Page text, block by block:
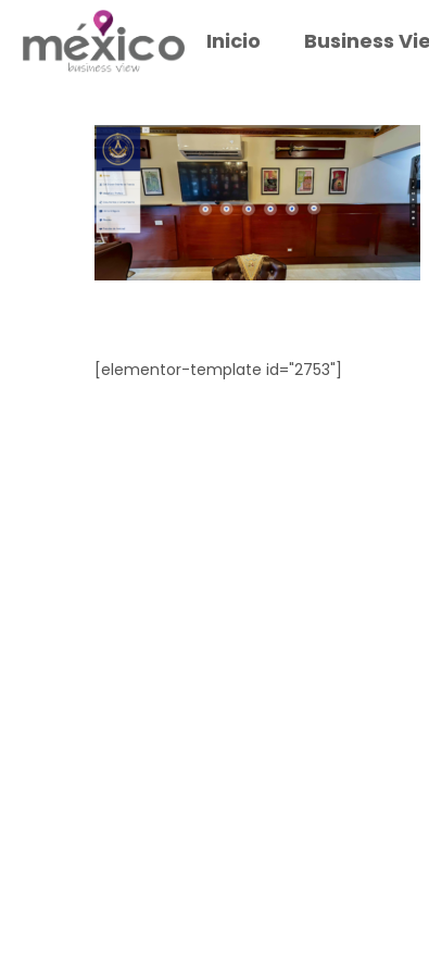
Inicio Business
[elementor-template id="2753"]